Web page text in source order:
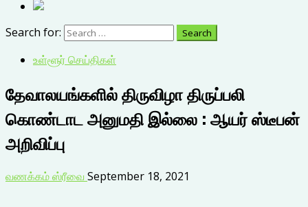
Search for:
உள்ளூர் செய்திகள்
தேவாலயங்களில் திருவிழா திருப்பலி
கொண்டாட அனுமதி இல்லை : ஆயர் ஸ்டீபன்
அறிவிப்பு
வணக்கம் ஸ்ரீவை September 18, 2021